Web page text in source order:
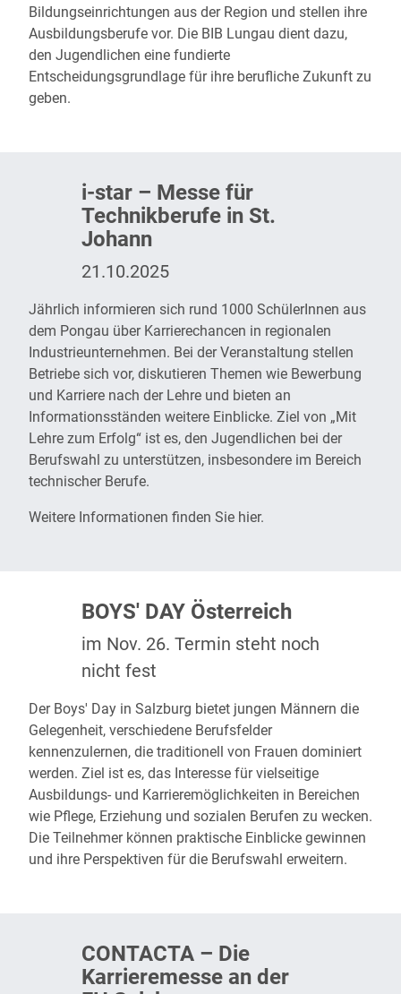
Bildungseinrichtungen aus der Region und stellen ihre
Ausbildungsberufe vor. Die BIB Lungau dient dazu,
den Jugendlichen eine fundierte
Entscheidungsgrundlage für ihre berufliche Zukunft zu
geben.
i-star – Messe für
Technikberufe in St.
Johann
21.10.2025
Jährlich informieren sich rund 1000 SchülerInnen aus
dem Pongau über Karrierechancen in regionalen
Industrieunternehmen. Bei der Veranstaltung stellen
Betriebe sich vor, diskutieren Themen wie Bewerbung
und Karriere nach der Lehre und bieten an
Informationsständen weitere Einblicke. Ziel von „Mit
Lehre zum Erfolg“ ist es, den Jugendlichen bei der
Berufswahl zu unterstützen, insbesondere im Bereich
technischer Berufe.
Weitere Informationen finden Sie hier.
BOYS' DAY Österreich
im Nov. 26. Termin steht noch
nicht fest
Der Boys' Day in Salzburg bietet jungen Männern die
Gelegenheit, verschiedene Berufsfelder
kennenzulernen, die traditionell von Frauen dominiert
werden. Ziel ist es, das Interesse für vielseitige
Ausbildungs- und Karrieremöglichkeiten in Bereichen
wie Pflege, Erziehung und sozialen Berufen zu wecken.
Die Teilnehmer können praktische Einblicke gewinnen
und ihre Perspektiven für die Berufswahl erweitern.
CONTACTA – Die
Karrieremesse an der